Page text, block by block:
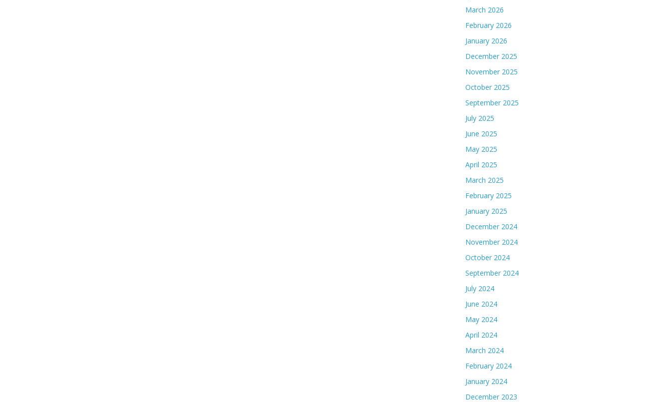
March 2026
February 2026
January 2026
December 2025
November 2025
October 2025
September 2025
July 2025
June 2025
May 2025
April 2025
March 2025
February 2025
January 2025
December 2024
November 2024
October 2024
September 2024
July 2024
June 2024
May 2024
April 2024
March 2024
February 2024
January 2024
December 2023